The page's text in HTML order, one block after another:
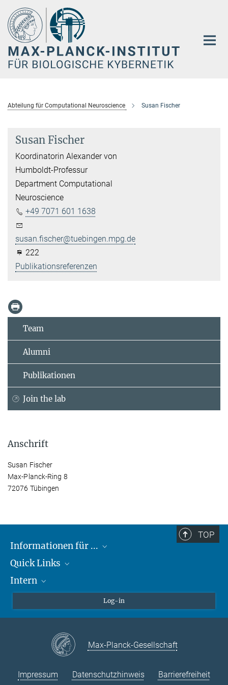
Hauptinhalt
Abteilung für Computational Neuroscience Susan Fischer
Susan Fischer
Koordinatorin Alexander von
Humboldt-Professur
Department Computational
Neuroscience
+49 7071 601 1638
susan.fischer@tuebingen.mpg.de
222
Publikationsreferenzen
Team
Alumni
Publikationen
Join the lab
Anschrift
Susan Fischer
Max-Planck-Ring 8
72076 Tübingen
TOP
Informationen für ...
Lieferanten
Studierende
Quick Links
Max-Planck-Gesellschaft
Max-Planck-Campus Tübingen
Stellenangebote
Intern
VPN-Hilfe
Log-in
Max-Planck-Gesellschaft
Impressum Datenschutzhinweis Barrierefreiheit